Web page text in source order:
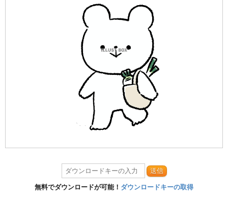
送信
無料でダウンロードが可能！ ダウンロードキーの取得